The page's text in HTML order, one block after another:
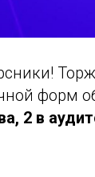
форм
2 в